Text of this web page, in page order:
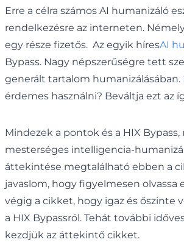
Erre a célra számos AI humanizáló
rendelkezésre az interneten.
egy része fizetős. Az egyik híresAI
Bypass. Nagy népszerűségre tett
generált tartalom humanizálásában.
érdemes használni? Beváltja ezt az
Mindezek a pontok és a HIX
mesterséges intelligencia-
áttekintése megtalálható ebben a
javaslom, hogy figyelmesen olvassa
végig a cikket, hogy igaz és őszinte
a HIX Bypassról. Tehát további
kezdjük az áttekintő cikket.